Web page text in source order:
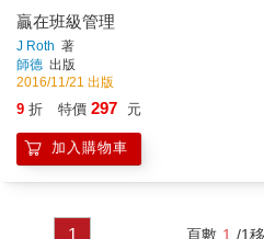
贏在班級管理
J Roth 著
師德 出版
2016/11/21 出版
9 折 特價 297 元
加入購物車
1 頁數 1 /1